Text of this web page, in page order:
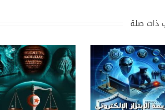
ذات صلة